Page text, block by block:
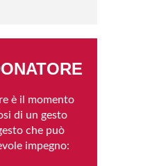
è il momento
di un gesto
che può
impegno: